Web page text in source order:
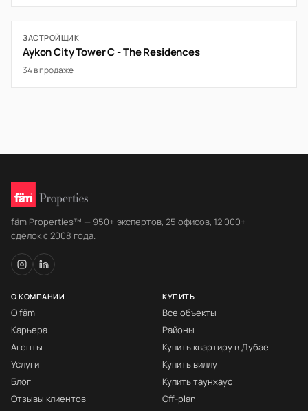
ЗАСТРОЙЩИК
Aykon City Tower C - The Residences
34 в продаже
fäm Properties™ — 950+ экспертов, 25 офисов, 12 000+
сделок с 2008 года.
О КОМПАНИИ
О fäm
Карьера
Агенты
Услуги
Блог
Отзывы клиентов
КУПИТЬ
Все объекты
Районы
Купить квартиру в Дубае
Купить виллу
Купить таунхаус
Off-plan